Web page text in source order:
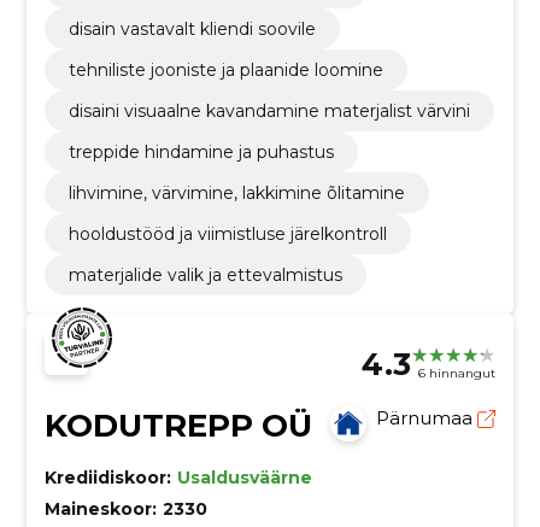
disain vastavalt kliendi soovile
tehniliste jooniste ja plaanide loomine
disaini visuaalne kavandamine materjalist värvini
treppide hindamine ja puhastus
lihvimine, värvimine, lakkimine õlitamine
hooldustööd ja viimistluse järelkontroll
materjalide valik ja ettevalmistus
4.3 6 hinnangut
KODUTREPP OÜ Pärnumaa
Krediidiskoor: Usaldusväärne
Maineskoor: 2330